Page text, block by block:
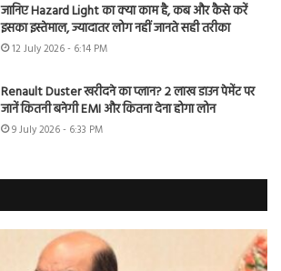
जानिए Hazard Light का क्या काम है, कब और कैसे करें
इसका इस्तेमाल, ज्यादातर लोग नहीं जानते सही तरीका
12 July 2026 - 6:14 PM
Renault Duster खरीदने का प्लान? 2 लाख डाउन पेमेंट पर
जानें कितनी बनेगी EMI और कितना देना होगा लोन
9 July 2026 - 6:33 PM